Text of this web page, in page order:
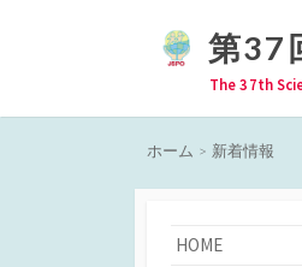
第37
The 37th
ホーム > 新着情報
HOME